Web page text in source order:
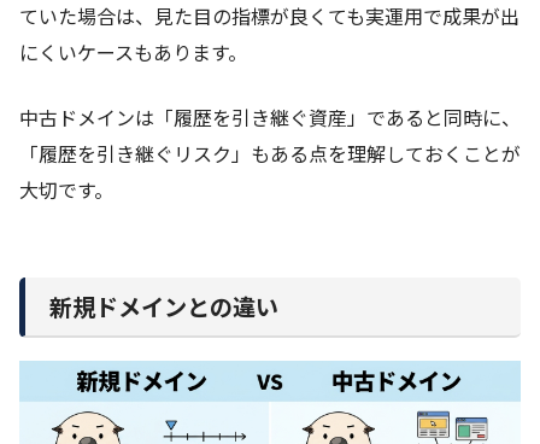
ていた場合は、見た目の指標が良くても実運用で成果が出
にくいケースもあります。
中古ドメインは「履歴を引き継ぐ資産」であると同時に、
「履歴を引き継ぐリスク」もある点を理解しておくことが
大切です。
新規ドメインとの違い